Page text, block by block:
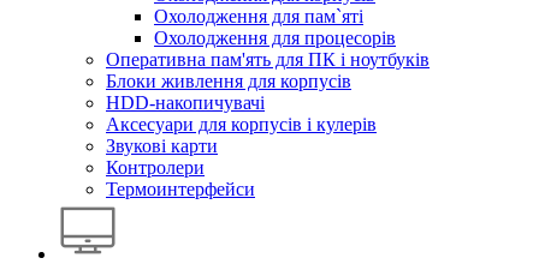
Охолодження для пам`яті
Охолодження для процесорів
Оперативна пам'ять для ПК і ноутбуків
Блоки живлення для корпусів
HDD-накопичувачі
Аксесуари для корпусів і кулерів
Звукові карти
Контролери
Термоинтерфейси